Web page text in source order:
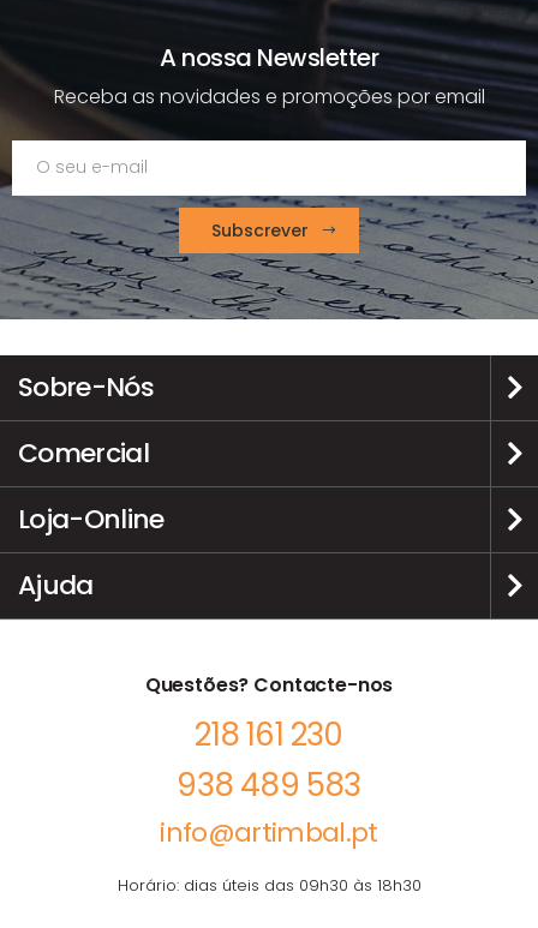
A nossa Newsletter
Receba as novidades e promoções por email
Subscrever
Sobre-Nós
Comercial
Loja-Online
Ajuda
Questões? Contacte-nos
218 161 230
938 489 583
info@artimbal.pt
Horário: dias úteis das 09h30 às 18h30